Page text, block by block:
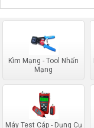
Kìm Mạng - Tool Nhấn
Mạng
Máy Test Cáp - Dụng Cụ